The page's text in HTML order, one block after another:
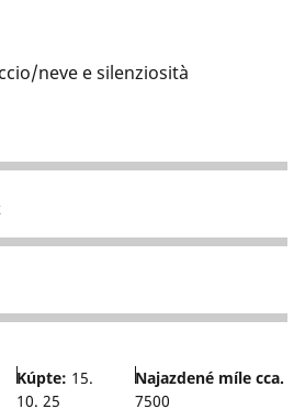
neve e silenziosità
Kúpte: 15.
10. 25
Najazdené míle cca.
7500